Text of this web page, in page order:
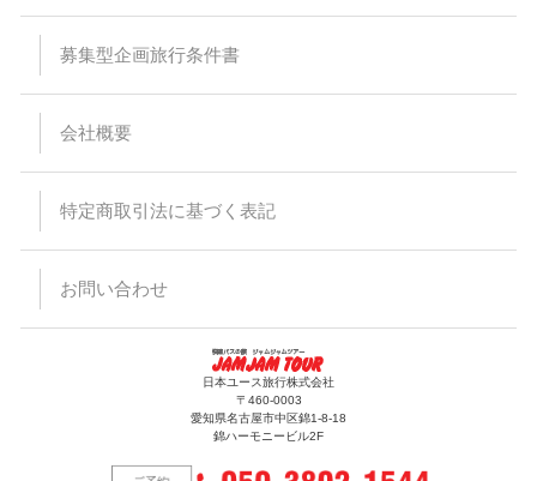
募集型企画旅行条件書
会社概要
特定商取引法に基づく表記
お問い合わせ
日本ユース旅行株式会社
〒460-0003
愛知県名古屋市中区錦1-8-18
錦ハーモニービル2F